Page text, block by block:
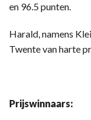
en 96.5 punten.
Harald, namens
Twente van harte
Prijswinnaars: